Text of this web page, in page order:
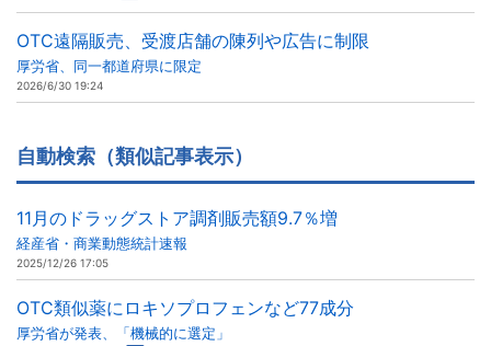
OTC遠隔販売、受渡店舗の陳列や広告に制限
厚労省、同一都道府県に限定
2026/6/30 19:24
自動検索（類似記事表示）
11月のドラッグストア調剤販売額9.7％増
経産省・商業動態統計速報
2025/12/26 17:05
OTC類似薬にロキソプロフェンなど77成分
厚労省が発表、「機械的に選定」